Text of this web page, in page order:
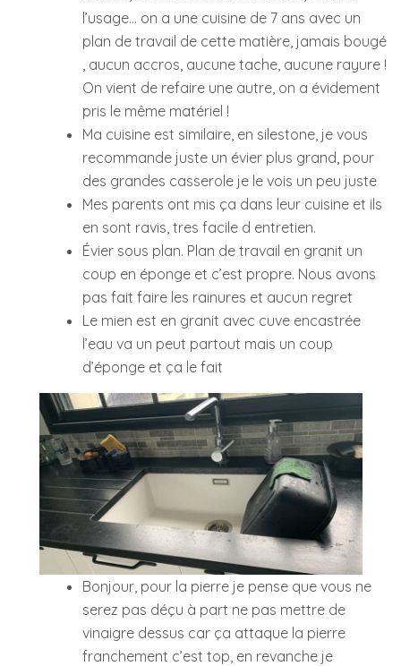
l’usage… on a une cuisine de 7 ans avec un
plan de travail de cette matière, jamais bougé
, aucun accros, aucune tache, aucune rayure !
On vient de refaire une autre, on a évidement
pris le même matériel !
Ma cuisine est similaire, en silestone, je vous
recommande juste un évier plus grand, pour
des grandes casserole je le vois un peu juste
Mes parents ont mis ça dans leur cuisine et ils
en sont ravis, tres facile d entretien.
Évier sous plan. Plan de travail en granit un
coup en éponge et c’est propre. Nous avons
pas fait faire les rainures et aucun regret
Le mien est en granit avec cuve encastrée
l’eau va un peut partout mais un coup
d’éponge et ça le fait
Bonjour, pour la pierre je pense que vous ne
serez pas déçu à part ne pas mettre de
vinaigre dessus car ça attaque la pierre
franchement c’est top, en revanche je